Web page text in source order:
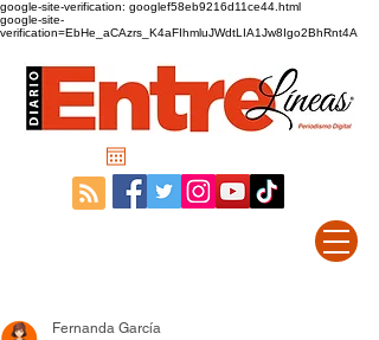
google-site-verification: googlef58eb9216d11ce44.html
google-site-
verification=EbHe_aCAzrs_K4aFIhmluJWdtLIA1Jw8Igo2BhRnt4A
Fernanda García